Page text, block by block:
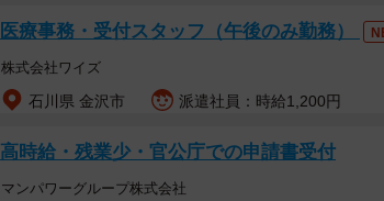
医療事務・受付スタッフ（午後のみ勤務）
株式会社ワイズ
石川県 金沢市 派遣社員：時給1,200円
高時給・残業少・官公庁での申請書受付
マンパワーグループ株式会社